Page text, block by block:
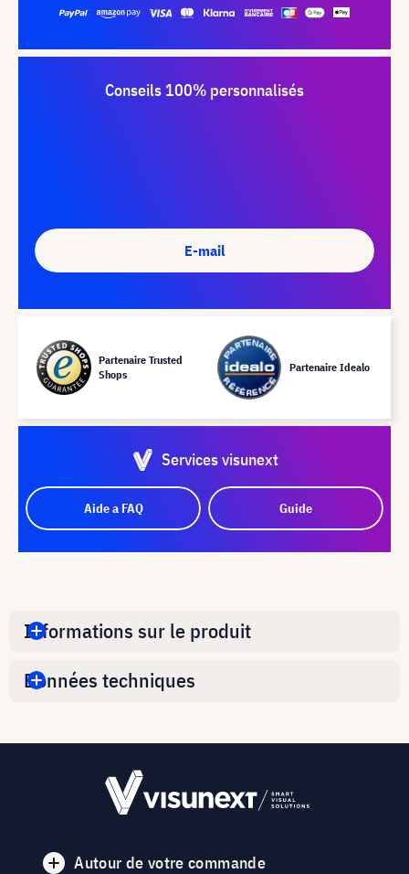
Conseils 100% personnalisés
E-mail
Partenaire Trusted
Shops
Partenaire Idealo
Services visunext
Aide a FAQ Guide
Informations sur le produit
Données techniques
Autour de votre commande